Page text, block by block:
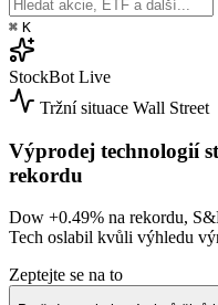
⌘ K
StockBot Live
Tržní situace Wall Street
Výprodej technologií
rekordu
Dow +0.49% na rekordu,
Tech oslabil kvůli výhledu
Zeptejte se na to